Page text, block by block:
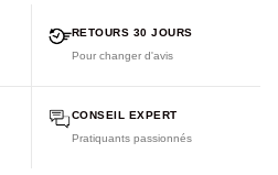
RETOURS 30 JOURS
Pour changer d'avis
CONSEIL EXPERT
Pratiquants passionnés